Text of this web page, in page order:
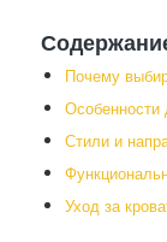
Почему
Особенности
Стили и
Уход за